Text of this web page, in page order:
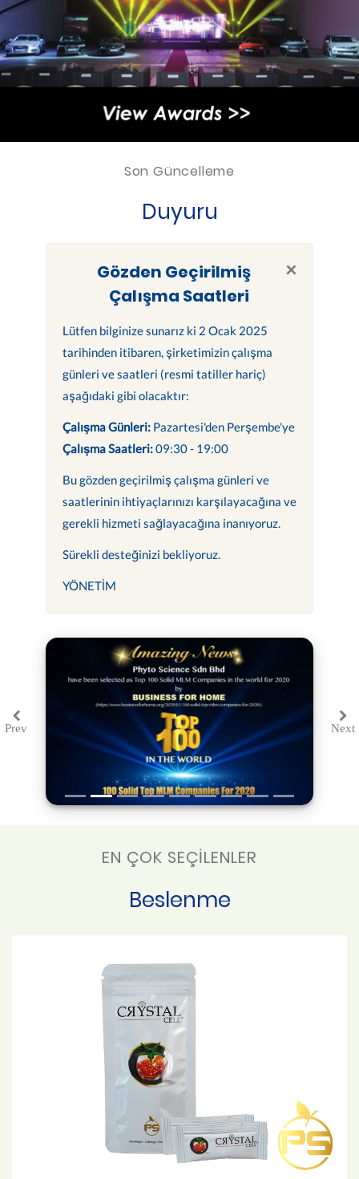
Son Güncelleme
Duyuru
×
Gözden Geçirilmiş
Çalışma Saatleri
Lütfen bilginize sunarız ki 2 Ocak 2025
tarihinden itibaren, şirketimizin çalışma
günleri ve saatleri (resmi tatiller hariç)
aşağıdaki gibi olacaktır:
Çalışma Günleri:Pazartesi'den Perşembe'ye
Çalışma Saatleri:09:30 - 19:00
Bu gözden geçirilmiş çalışma günleri ve
saatlerinin ihtiyaçlarınızı karşılayacağına ve
gerekli hizmeti sağlayacağına inanıyoruz.
Sürekli desteğinizi bekliyoruz.
YÖNETİM
PrevPrevious Next
EN ÇOK SEÇİLENLER
Beslenme